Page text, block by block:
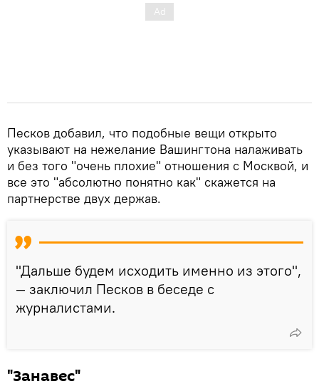
Песков добавил, что подобные вещи открыто
указывают на нежелание Вашингтона налаживать
и без того "очень плохие" отношения с Москвой, и
все это "абсолютно понятно как" скажется на
партнерстве двух держав.
"Дальше будем исходить именно из этого",
— заключил Песков в беседе с
журналистами.
"Занавес"